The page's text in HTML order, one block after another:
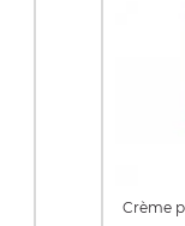
Crème